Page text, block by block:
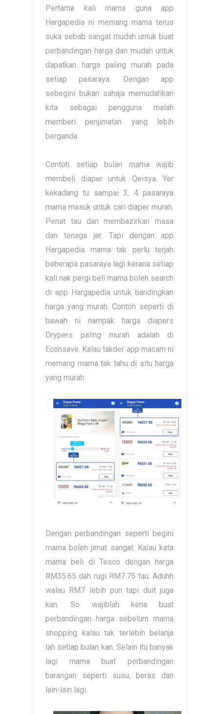
Pertama kali mama guna app
Hargapedia ni memang mama terus
suka sebab sangat mudah untuk buat
perbandingan harga dan mudah untuk
dapatkan harga paling murah pada
setiap pasaraya. Dengan app
sebegini bukan sahaja memudahkan
kita sebagai pengguna malah
memberi penjimatan yang lebih
berganda.
Contoh setiap bulan mama wajib
membeli diaper untuk Qeisya. Yer
kekadang tu sampai 3, 4 pasaraya
mama masuk untuk cari diaper murah.
Penat tau dan membazirkan masa
dan tenaga jer. Tapi dengan app
Hargapedia mama tak perlu terjah
beberapa pasaraya lagi kerana setiap
kali nak pergi beli mama boleh search
di app Hargapedia untuk bandingkan
harga yang murah. Contoh seperti di
bawah ni nampak harga diapers
Drypers paling murah adalah di
Econsave. Kalau takder app macam ni
memang mama tak tahu di situ harga
yang murah.
Dengan perbandingan seperti begini
mama boleh jimat sangat. Kalau kata
mama beli di Tesco dengan harga
RM35.65 dah rugi RM7.75 tau. Aduhh
walau RM7 lebih pun tapi duit juga
kan. So wajiblah kena buat
perbandingan harga sebelum mama
shopping kalau tak terlebih belanja
lah setiap bulan kan. Selain itu banyak
lagi mama buat perbandingan
barangan seperti susu, beras dan
lain-lain lagi.